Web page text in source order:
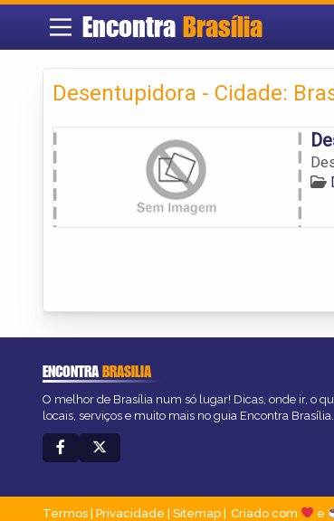
Encontra Brasília
Desentupidora - Cidade:
ENCONTRABRASILIA
O melhor de Brasília num só lugar! Dicas, onde ir, o
locais, serviços e muito mais no guia Encontra Brasília.
Termos Privacidade Sitemap Criado com e